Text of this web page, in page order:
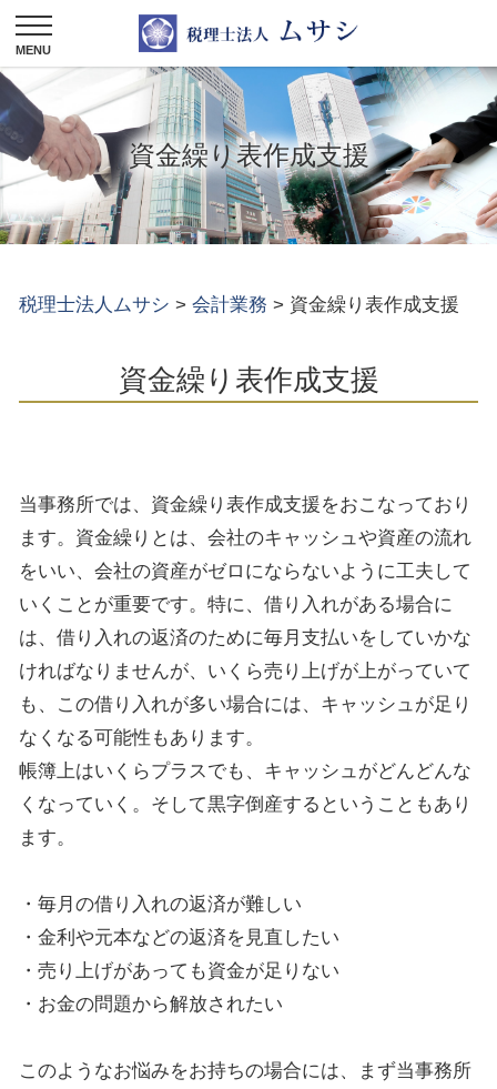
資金繰り表作成支援
税理士法人ムサシ > 会計業務 > 資金繰り表作成支援
資金繰り表作成支援
当事務所では、資金繰り表作成支援をおこなっており
ます。資金繰りとは、会社のキャッシュや資産の流れ
をいい、会社の資産がゼロにならないように工夫して
いくことが重要です。特に、借り入れがある場合に
は、借り入れの返済のために毎月支払いをしていかな
ければなりませんが、いくら売り上げが上がっていて
も、この借り入れが多い場合には、キャッシュが足り
なくなる可能性もあります。
帳簿上はいくらプラスでも、キャッシュがどんどんな
くなっていく。そして黒字倒産するということもあり
ます。
・毎月の借り入れの返済が難しい
・金利や元本などの返済を見直したい
・売り上げがあっても資金が足りない
・お金の問題から解放されたい
このようなお悩みをお持ちの場合には、まず当事務所